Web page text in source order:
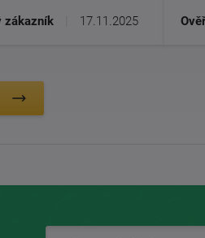
zákazník 17.11.2025